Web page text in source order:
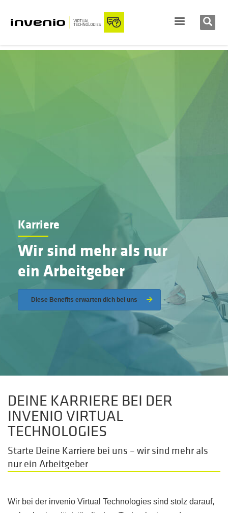
Karriere
Wir sind mehr als nur
ein Arbeitgeber
Diese Benefits erwarten dich bei uns
DEINE KARRIERE BEI DER
INVENIO VIRTUAL
TECHNOLOGIES
Starte Deine Karriere bei uns – wir sind mehr als
nur ein Arbeitgeber
Wir bei der invenio Virtual Technologies sind stolz darauf,